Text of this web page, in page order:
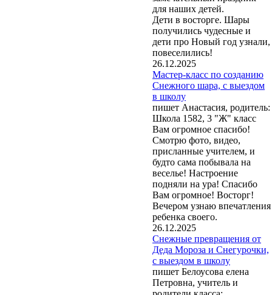
для наших детей.
Дети в восторге. Шары
получились чудесные и
дети про Новый год узнали,
повеселились!
26.12.2025
Мастер-класс по созданию
Снежного шара, с выездом
в школу
пишет Анастасия, родитель:
Школа 1582, 3 "Ж" класс
Вам огромное спасибо!
Смотрю фото, видео,
присланные учителем, и
будто сама побывала на
веселье! Настроение
подняли на ура! Спасибо
Вам огромное! Восторг!
Вечером узнаю впечатления
ребенка своего.
26.12.2025
Снежные превращения от
Деда Мороза и Снегурочки,
с выездом в школу
пишет Белоусова елена
Петровна, учитель и